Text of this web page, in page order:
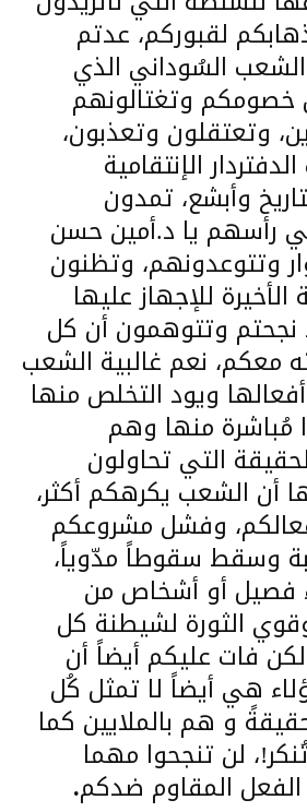
لقبوركم، عدتم
السُوداني الذي
وتغتالونهم
وتعتقلون وتعذبون،
الإنتقامية
وأبشع، تمدون
رأسهم يا د.أمين حسن
وتتوعدونهم، وتظنون
للإجهاز عليها
نجحتم وتتوهمون أن كل
معكم، نعم غالبية الشعب
ويود التخلص منها
مُباشرة منها وهم
التي تحاولون
أن الشعب يكرهكم أكثر،
وفشل مشروعكم
وسقط سقوطاً مدّوياً،
فصيل أو أشخاص من
الثورة لشيطنة كل
ولكن فات عليكم أيضاً أن
هي أيضاً لا تمثل كُل
و هم بالملايين كما
لن تنجحوا مهما
المقاوم ضدكم.